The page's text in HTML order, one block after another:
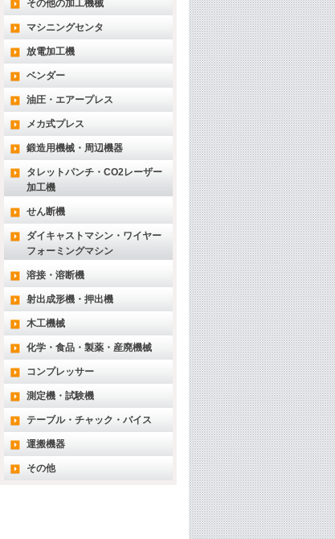
その他の加工機械
マシニングセンタ
放電加工機
ベンダー
油圧・エアープレス
メカ式プレス
鍛造用機械・周辺機器
タレットパンチ・CO2レーザー
加工機
せん断機
ダイキャストマシン・ワイヤー
フォーミングマシン
溶接・溶断機
射出成形機・押出機
木工機械
化学・食品・製薬・産廃機械
コンプレッサー
測定機・試験機
テーブル・チャック・バイス
運搬機器
その他